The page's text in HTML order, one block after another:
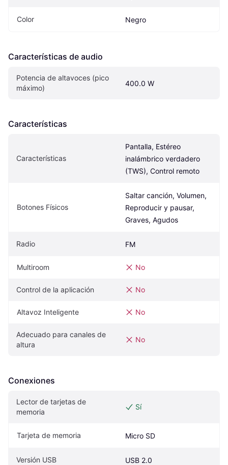
Color Negro
Características de audio
Potencia de altavoces (pico
máximo)
400.0 W
Características
Características
Pantalla, Estéreo
inalámbrico verdadero
(TWS), Control remoto
Botones Físicos
Saltar canción, Volumen,
Reproducir y pausar,
Graves, Agudos
Radio FM
Multiroom No
Control de la aplicación No
Altavoz Inteligente No
Adecuado para canales de
altura
No
Conexiones
Lector de tarjetas de
memoria
Sí
Tarjeta de memoria Micro SD
Versión USB USB 2.0